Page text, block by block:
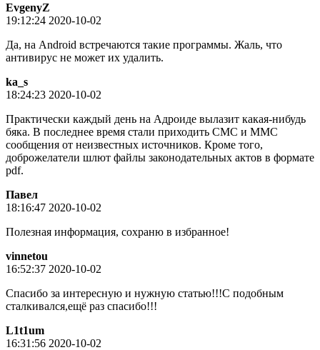
EvgenyZ
19:12:24 2020-10-02
Да, на Android встречаются такие программы. Жаль, что
антивирус не может их удалить.
ka_s
18:24:23 2020-10-02
Практически каждый день на Адроиде вылазит какая-нибудь
бяка. В последнее время стали приходить СМС и ММС
сообщения от неизвестных источников. Кроме того,
доброжелатели шлют файлы законодательных актов в формате
pdf.
Пaвeл
18:16:47 2020-10-02
Полезная информация, сохраню в избранное!
vinnetou
16:52:37 2020-10-02
Спасибо за интересную и нужную статью!!!С подобным
сталкивался,ещё раз спасибо!!!
L1t1um
16:31:56 2020-10-02